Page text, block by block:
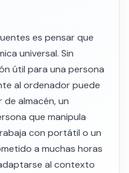
es pensar que
universal. Sin
útil para una persona
al ordenador puede
almacén, un
que manipula
con portátil o un
a muchas horas
al contexto